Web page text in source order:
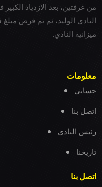
من غرفتين، بعد الازدياد
النادي الوليد، ثم تم فرض
ميزانية النادي.
معلومات
حسابي
اتصل بنا
رئيس النادي
تاريخنا
اتصل بنا